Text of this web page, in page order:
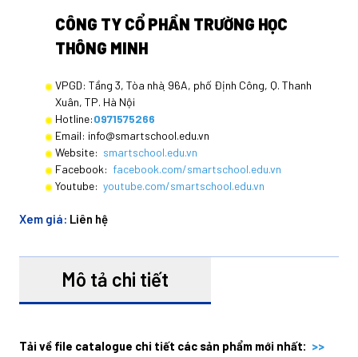
CÔNG TY CỔ PHẦN TRƯỜNG HỌC
THÔNG MINH
VPGD: Tầng 3, Tòa nhà ̣96A, phố Định Công, Q. Thanh
Xuân, TP. Hà Nội
Hotline:0971575266
Email: info@smartschool.edu.vn
Website: smartschool.edu.vn
Facebook: facebook.com/smartschool.edu.vn
Youtube: youtube.com/smartschool.edu.vn
Xem giá: Liên hệ
Mô tả chi tiết
Tải về file catalogue chi tiết các sản phẩm mới nhất: >>